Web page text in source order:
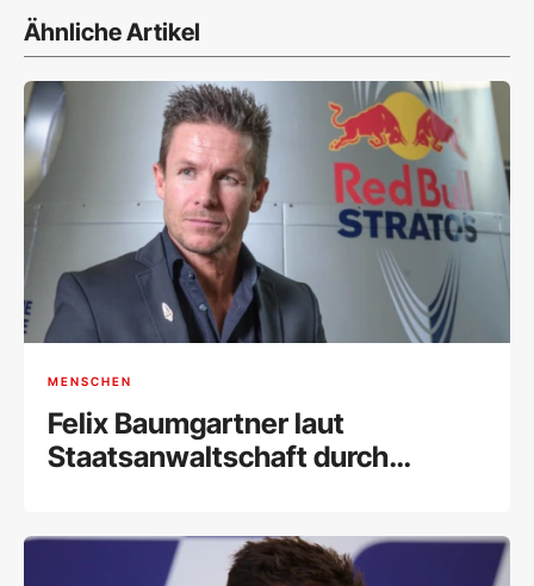
Ähnliche Artikel
MENSCHEN
Felix Baumgartner laut
Staatsanwaltschaft durch